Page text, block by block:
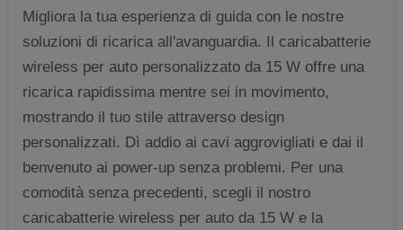
Migliora la tua esperienza di guida con le nostre
soluzioni di ricarica all'avanguardia. Il caricabatterie
wireless per auto personalizzato da 15 W offre una
ricarica rapidissima mentre sei in movimento,
mostrando il tuo stile attraverso design
personalizzati. Dì addio ai cavi aggrovigliati e dai il
benvenuto ai power-up senza problemi. Per una
comodità senza precedenti, scegli il nostro
caricabatterie wireless per auto da 15 W e la